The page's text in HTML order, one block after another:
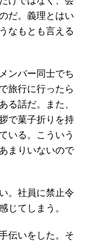
だ。義理とはい
なもとも言える
ンバー同士でち
旅行に行ったら
る話だ。また、
で菓子折りを持
いる。こういう
まりいないので
。社員に禁止令
じてしまう。
伝いをした。そ